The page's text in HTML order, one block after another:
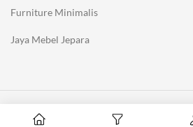
Furniture Minimalis
Jaya Mebel Jepara